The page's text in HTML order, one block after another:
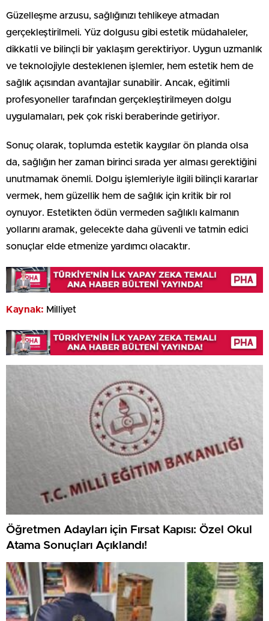
Güzelleşme arzusu, sağlığınızı tehlikeye atmadan
gerçekleştirilmeli. Yüz dolgusu gibi estetik müdahaleler,
dikkatli ve bilinçli bir yaklaşım gerektiriyor. Uygun uzmanlık
ve teknolojiyle desteklenen işlemler, hem estetik hem de
sağlık açısından avantajlar sunabilir. Ancak, eğitimli
profesyoneller tarafından gerçekleştirilmeyen dolgu
uygulamaları, pek çok riski beraberinde getiriyor.
Sonuç olarak, toplumda estetik kaygılar ön planda olsa
da, sağlığın her zaman birinci sırada yer alması gerektiğini
unutmamak önemli. Dolgu işlemleriyle ilgili bilinçli kararlar
vermek, hem güzellik hem de sağlık için kritik bir rol
oynuyor. Estetikten ödün vermeden sağlıklı kalmanın
yollarını aramak, gelecekte daha güvenli ve tatmin edici
sonuçlar elde etmenize yardımcı olacaktır.
Kaynak: Milliyet
Öğretmen Adayları için Fırsat Kapısı: Özel Okul
Atama Sonuçları Açıklandı!